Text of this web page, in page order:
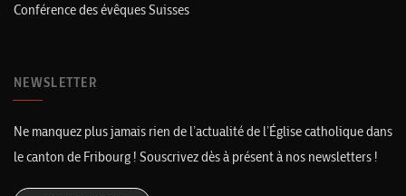
Conférence des évêques Suisses
NEWSLETTER
Ne manquez plus jamais rien de l’actualité de l’Église catholique dans
le canton de Fribourg ! Souscrivez dès à présent à nos newsletters !